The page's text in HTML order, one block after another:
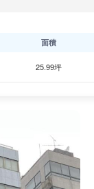
面積
25.99坪